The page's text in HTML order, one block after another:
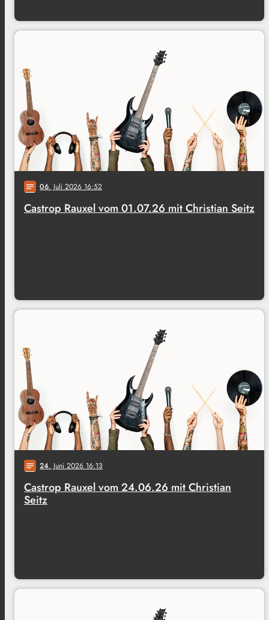
notes 06. Juli 2026 16:52
Castrop Rauxel vom 01.07.26 mit Christian Seitz
notes 24. Juni 2026 16:13
Castrop Rauxel vom 24.06.26 mit Christian
Seitz